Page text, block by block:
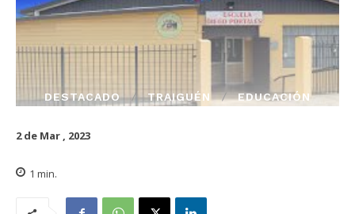
DESTACADO TRAIGUÉN EDUCACIÓN
2 de Mar , 2023
1 min.